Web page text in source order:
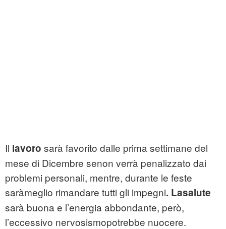
Il lavoro sarà favorito dalle prima settimane del
mese di Dicembre senon verrà penalizzato dai
problemi personali, mentre, durante le feste
saràmeglio rimandare tutti gli impegni. Lasalute
sarà buona e l’energia abbondante, però,
l’eccessivo nervosismopotrebbe nuocere.